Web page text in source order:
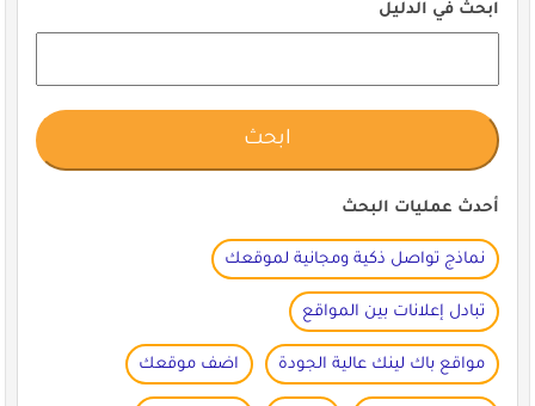
ابحث في الدليل
أحدث عمليات البحث
نماذج تواصل ذكية ومجانية لموقعك
تبادل إعلانات بين المواقع
مواقع باك لينك عالية الجودة اضف موقعك